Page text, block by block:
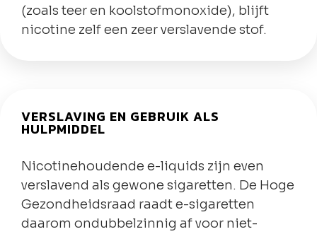
(zoals teer en koolstofmonoxide), blijft
nicotine zelf een zeer verslavende stof.
VERSLAVING EN GEBRUIK ALS
HULPMIDDEL
Nicotinehoudende e-liquids zijn even
verslavend als gewone sigaretten. De Hoge
Gezondheidsraad raadt e-sigaretten
daarom ondubbelzinnig af voor niet-